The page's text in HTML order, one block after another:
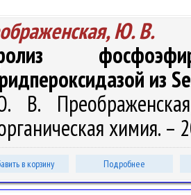
Ю. В.
из
химия.
в корзину Подробнее